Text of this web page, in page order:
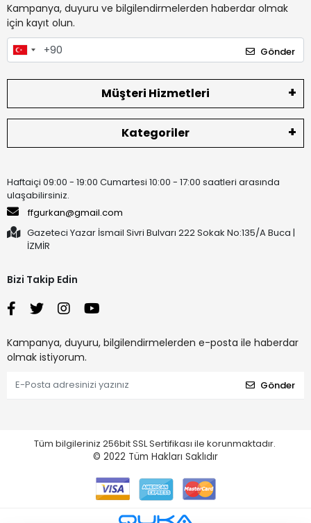
Kampanya, duyuru ve bilgilendirmelerden haberdar olmak
için kayıt olun.
Gönder
Müşteri Hizmetleri
Kategoriler
Haftaiçi 09:00 - 19:00 Cumartesi 10:00 - 17:00 saatleri arasında
ulaşabilirsiniz.
ffgurkan@gmail.com
Gazeteci Yazar İsmail Sivri Bulvarı 222 Sokak No:135/A Buca |
İZMİR
Bizi Takip Edin
Kampanya, duyuru, bilgilendirmelerden e-posta ile haberdar
olmak istiyorum.
Gönder
Tüm bilgileriniz 256bit SSL Sertifikası ile korunmaktadır.
© 2022 Tüm Hakları Saklıdır